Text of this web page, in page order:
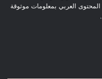
العربي بمعلومات موثوقة